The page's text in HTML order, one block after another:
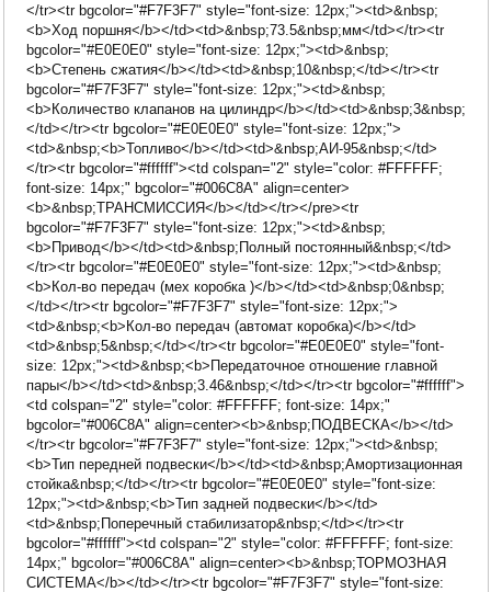
</tr><tr bgcolor="#F7F3F7" style="font-size: 12px;"><td>&nbsp;
<b>Ход поршня</b></td><td>&nbsp;73.5&nbsp;мм</td></tr><tr
bgcolor="#E0E0E0" style="font-size: 12px;"><td>&nbsp;
<b>Степень сжатия</b></td><td>&nbsp;10&nbsp;</td></tr><tr
bgcolor="#F7F3F7" style="font-size: 12px;"><td>&nbsp;
<b>Количество клапанов на цилиндр</b></td><td>&nbsp;3&nbsp;
</td></tr><tr bgcolor="#E0E0E0" style="font-size: 12px;">
<td>&nbsp;<b>Топливо</b></td><td>&nbsp;АИ-95&nbsp;</td>
</tr><tr bgcolor="#ffffff"><td colspan="2" style="color: #FFFFFF;
font-size: 14px;" bgcolor="#006C8A" align=center>
<b>&nbsp;ТРАНСМИССИЯ</b></td></tr></pre><tr
bgcolor="#F7F3F7" style="font-size: 12px;"><td>&nbsp;
<b>Привод</b></td><td>&nbsp;Полный постоянный&nbsp;</td>
</tr><tr bgcolor="#E0E0E0" style="font-size: 12px;"><td>&nbsp;
<b>Кол-во передач (мех коробка )</b></td><td>&nbsp;0&nbsp;
</td></tr><tr bgcolor="#F7F3F7" style="font-size: 12px;">
<td>&nbsp;<b>Кол-во передач (автомат коробка)</b></td>
<td>&nbsp;5&nbsp;</td></tr><tr bgcolor="#E0E0E0" style="font-
size: 12px;"><td>&nbsp;<b>Передаточное отношение главной
пары</b></td><td>&nbsp;3.46&nbsp;</td></tr><tr bgcolor="#ffffff">
<td colspan="2" style="color: #FFFFFF; font-size: 14px;"
bgcolor="#006C8A" align=center><b>&nbsp;ПОДВЕСКА</b></td>
</tr><tr bgcolor="#F7F3F7" style="font-size: 12px;"><td>&nbsp;
<b>Тип передней подвески</b></td><td>&nbsp;Амортизационная
стойка&nbsp;</td></tr><tr bgcolor="#E0E0E0" style="font-size:
12px;"><td>&nbsp;<b>Тип задней подвески</b></td>
<td>&nbsp;Поперечный стабилизатор&nbsp;</td></tr><tr
bgcolor="#ffffff"><td colspan="2" style="color: #FFFFFF; font-size:
14px;" bgcolor="#006C8A" align=center><b>&nbsp;ТОРМОЗНАЯ
СИСТЕМА</b></td></tr><tr bgcolor="#F7F3F7" style="font-size: